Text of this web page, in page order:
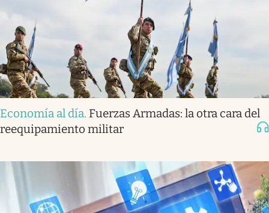
Economía al día. Fuerzas Armadas: la otra cara del
reequipamiento militar